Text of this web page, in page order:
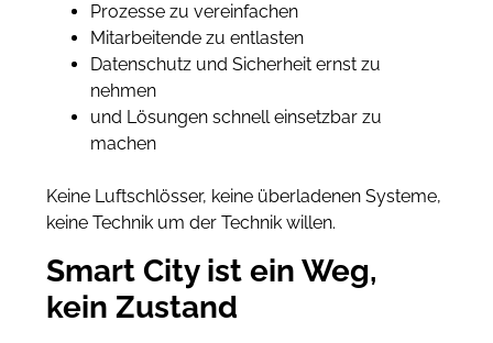
Prozesse zu vereinfachen
Mitarbeitende zu entlasten
Datenschutz und Sicherheit ernst zu
nehmen
und Lösungen schnell einsetzbar zu
machen
Keine Luftschlösser, keine überladenen Systeme,
keine Technik um der Technik willen.
Smart City ist ein Weg,
kein Zustand